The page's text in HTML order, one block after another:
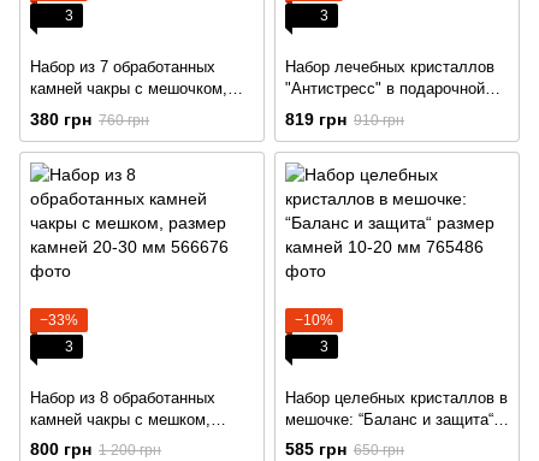
3
Набор из 7 обработанных
камней чакры с мешочком,
размер камней 15-20 мм (2
вариант)
380 грн 760 грн
3
Набор лечебных кристаллов
"Антистресс" в подарочной
коробке, размер камней 18-28
819 грн 910 грн
−33%
3
Набор из 8 обработанных
камней чакры с мешком,
размер камней 20-30 мм
800 грн 1 200 грн
−10%
3
Набор целебных кристаллов в
мешочке: “Баланс и защита“
размер камней 10-20 мм
585 грн 650 грн